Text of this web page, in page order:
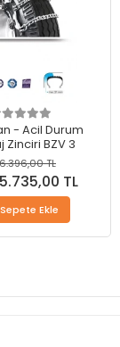
- Acil Durum
Zinciri BZV 3
6.396,00 TL
5.735,00 TL
Sepete Ekle